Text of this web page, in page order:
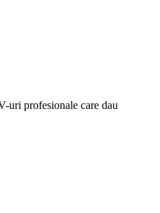
uri profesionale care dau